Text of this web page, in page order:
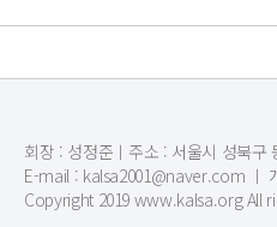
회장 : 성정준ㅣ주소 : 서울시 성북구
E-mail : kalsa2001@naver.com ㅣ
Copyright 2019 www.kalsa.org All